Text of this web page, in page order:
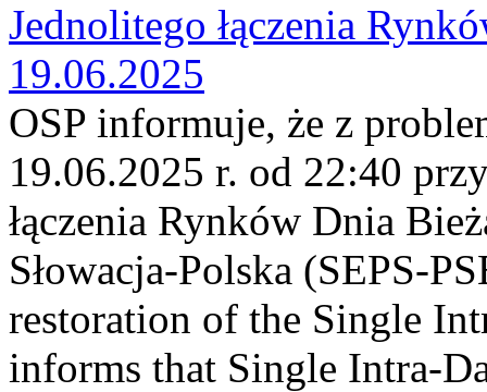
Jednolitego łączenia
19.06.2025
OSP informuje, że z
19.06.2025 r. od 22:40
łączenia Rynków Dnia
Słowacja-Polska (SEPS-
restoration of the Single
informs that Single Intra-